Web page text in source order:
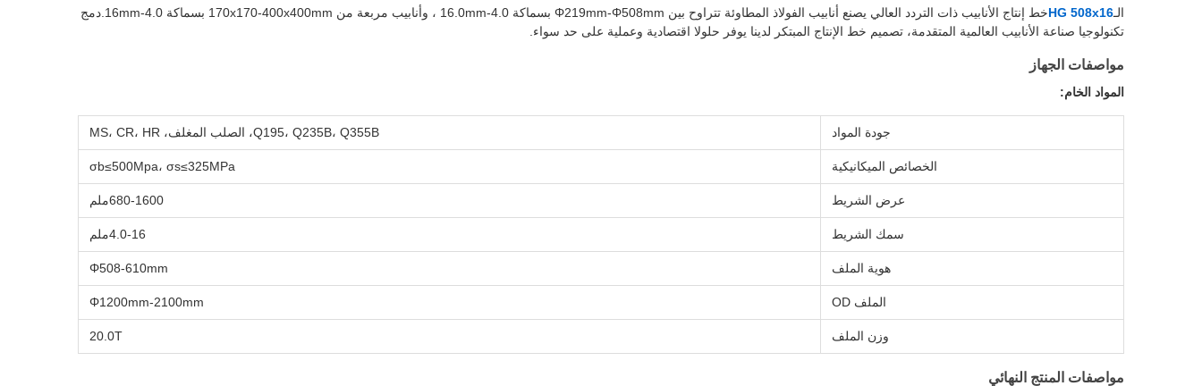
الـHG 508x16
خط إنتاج الأنابيب ذات التردد العالي يصنع أنابيب الفولاذ المطاوئة تتراوح بين Φ219mm-Φ508mm بسماكة 4.0-16.0mm ، وأنابيب مربعة من 170x170-400x400mm بسماكة 4.0-16mm.دمج
تكنولوجيا صناعة الأنابيب العالمية المتقدمة، تصميم خط الإنتاج المبتكر لدينا يوفر حلولا اقتصادية وعملية على حد سواء.
مواصفات الجهاز
المواد الخام:
جودة المواد Q195، Q235B، Q355B، الصلب المغلف، MS، CR، HR
الخصائص الميكانيكية σb≤500Mpa، σs≤325MPa
عرض الشريط 680-1600ملم
سمك الشريط 4.0-16ملم
هوية الملف Φ508-610mm
الملف OD Φ1200mm-2100mm
وزن الملف 20.0T
مواصفات المنتج النهائي